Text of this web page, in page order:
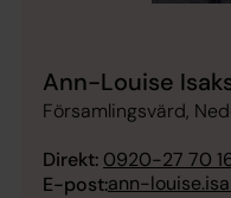
Ann-Louise
Församlingsvärd,
Direkt: 0920-27 70
E-post:ann-